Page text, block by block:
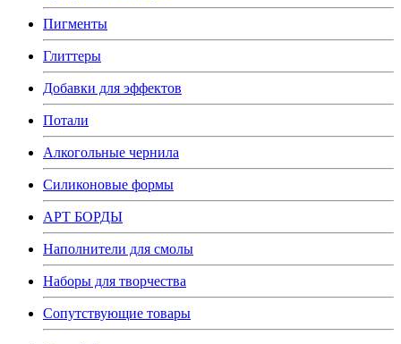
Пигменты
Глиттеры
Добавки для эффектов
Потали
Алкогольные чернила
Силиконовые формы
АРТ БОРДЫ
Наполнители для смолы
Наборы для творчества
Сопутствующие товары